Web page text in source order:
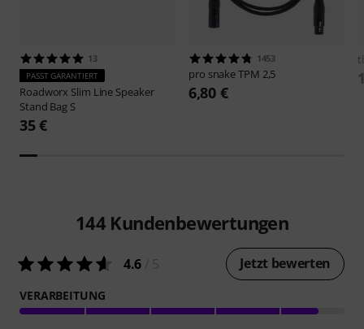
13
PASST GARANTIERT
Roadworx Slim Line Speaker
Stand Bag S
35 €
1453
pro snakeTPM 2,5
6,80 €
144 Kundenbewertungen
4.6 Jetzt bewerten
VERARBEITUNG